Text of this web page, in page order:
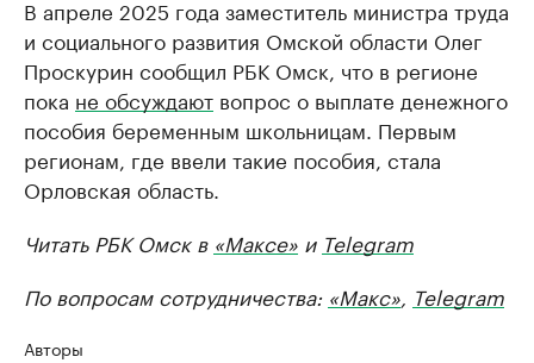
В апреле 2025 года заместитель министра труда
и социального развития Омской области Олег
Проскурин сообщил РБК Омск, что в регионе
пока не обсуждают вопрос о выплате денежного
пособия беременным школьницам. Первым
регионам, где ввели такие пособия, стала
Орловская область.
Читать РБК Омск в «Максе» и Telegram
По вопросам сотрудничества: «Макс», Telegram
Авторы